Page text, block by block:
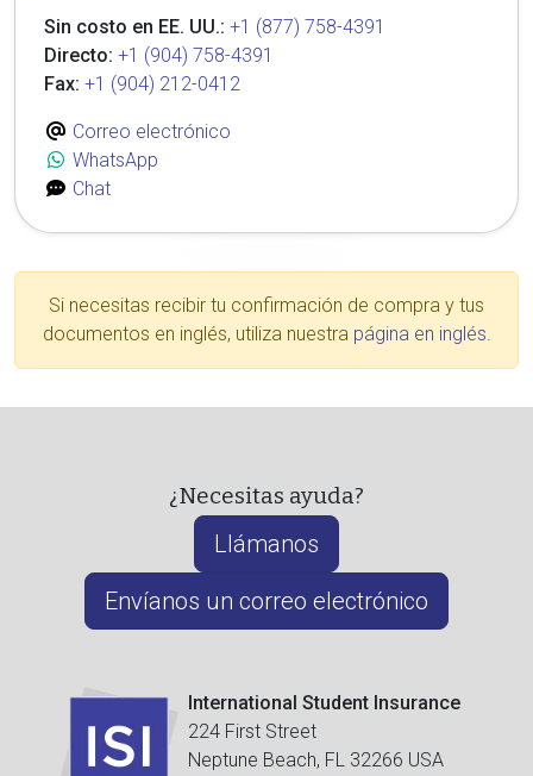
Sin costo en EE. UU.: +1 (877) 758-4391
Directo: +1 (904) 758-4391
Fax: +1 (904) 212-0412
Correo electrónico
WhatsApp
Chat
Si necesitas recibir tu confirmación de compra y tus
documentos en inglés, utiliza nuestra página en inglés.
¿Necesitas ayuda?
Llámanos
Envíanos un correo electrónico
International Student Insurance
224 First Street
Neptune Beach, FL 32266 USA